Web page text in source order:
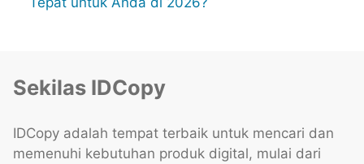
Sekilas IDCopy
IDCopy adalah tempat terbaik untuk mencari dan
memenuhi kebutuhan produk digital, mulai dari